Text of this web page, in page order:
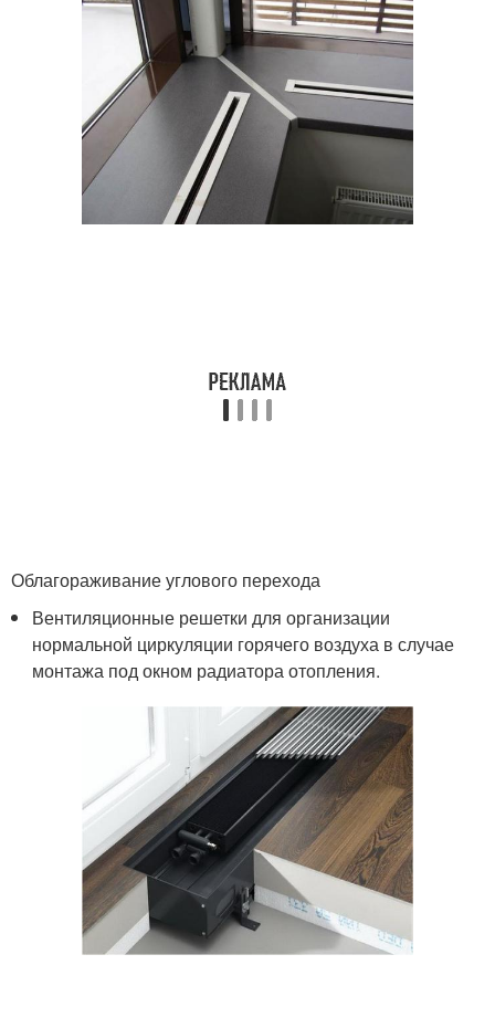
Облагораживание углового перехода
Вентиляционные решетки для организации
нормальной циркуляции горячего воздуха в случае
монтажа под окном радиатора отопления.